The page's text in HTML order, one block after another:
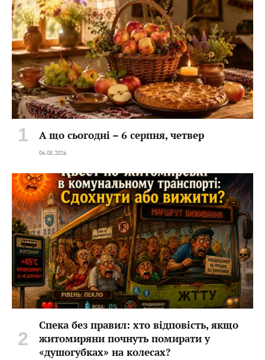
А що сьогодні – 6 серпня, четвер
06.08.2026
Спека без правил: хто відповість, якщо
житомиряни почнуть помирати у
«душогубках» на колесах?